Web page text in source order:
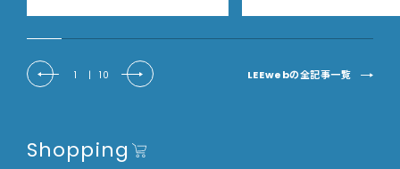
1 | 10 LEEwebの全記事一覧
Shopping